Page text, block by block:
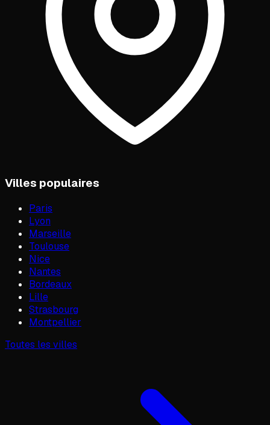
Villes populaires
Paris
Lyon
Marseille
Toulouse
Nice
Nantes
Bordeaux
Lille
Strasbourg
Montpellier
Toutes les villes